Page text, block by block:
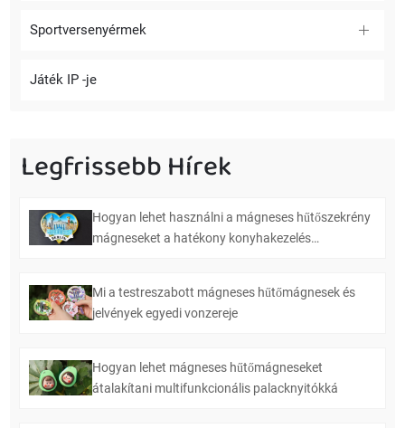
Sportversenyérmek
Játék IP -je
Legfrissebb Hírek
Hogyan lehet használni a mágneses hűtőszekrény
mágneseket a hatékony konyhakezelés
Mi a testreszabott mágneses hűtőmágnesek és
jelvények egyedi vonzereje
Hogyan lehet mágneses hűtőmágneseket
átalakítani multifunkcionális palacknyitókká